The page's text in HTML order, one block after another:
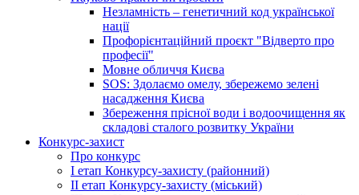
Незламність – генетичний код української
нації
Профорієнтаційний проєкт "Відверто про
професії"
Мовне обличчя Києва
SOS: Здолаємо омелу, збережемо зелені
насадження Києва
Збереження прісної води і водоочищення як
складові сталого розвитку України
Конкурс-захист
Про конкурс
І етап Конкурсу-захисту (районний)
ІІ етап Конкурсу-захисту (міський)